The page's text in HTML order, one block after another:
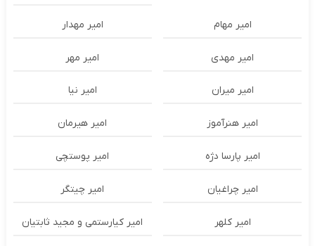
امیر مهام امیر مهدار
امیر مهدی امیر مهر
امیر میران امیر نیا
امیر هنرآموز امیر هیرمان
امیر پارسا دژه امیر پوستچی
امیر چراغیان امیر چیتگر
امیر کلهر امیر کیارستمی و مجید ثابتیان